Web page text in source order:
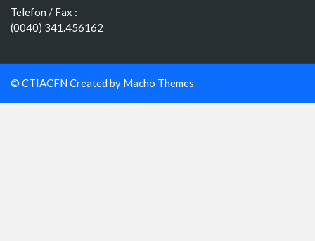
Telefon / Fax :
(0040) 341.456162
© CTIACFN Created by Macho Themes